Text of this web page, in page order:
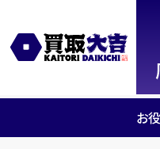
全国2200店舗以上展開中
吉」
お